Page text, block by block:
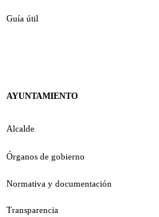
Guía útil
AYUNTAMIENTO
Alcalde
Órganos de gobierno
Normativa y documentación
Transparencia